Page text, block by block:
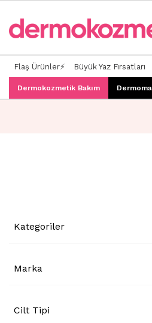
Flaş Ürünler⚡ Büyük Yaz Fırsatları
Dermokozmetik Bakım
Kategoriler
Marka
Cilt Tipi